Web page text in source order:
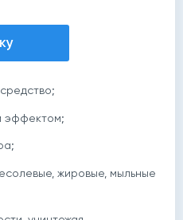
эффектом;
жировые, мыльные